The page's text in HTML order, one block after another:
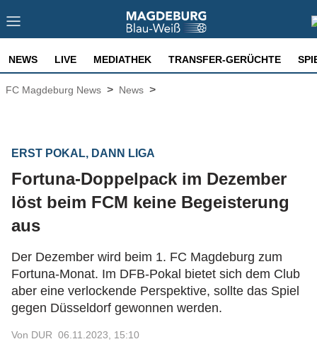
NEWS LIVE MEDIATHEK TRANSFER-GERÜCHTE
FC Magdeburg News > News >
ERST POKAL, DANN LIGA
Fortuna-Doppelpack im Dezember
löst beim FCM keine Begeisterung
aus
Der Dezember wird beim 1. FC Magdeburg zum
Fortuna-Monat. Im DFB-Pokal bietet sich dem Club
aber eine verlockende Perspektive, sollte das Spiel
gegen Düsseldorf gewonnen werden.
Von DUR 06.11.2023, 15:10